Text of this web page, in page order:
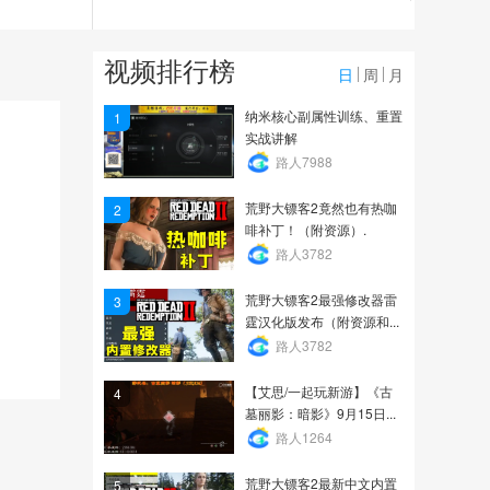
典版的新大话3直播间_...
1774
战地5集锦
127
视频排行榜 日 周 月
1
纳米核心副属性训练、重置
实战讲解
路人7988
2
荒野大镖客2竟然也有热咖
啡补丁！（附资源）.
路人3782
3
荒野大镖客2最强修改器雷
霆汉化版发布（附资源和...
路人3782
4
【艾思/一起玩新游】《古
墓丽影：暗影》9月15日...
路人1264
5 荒野大镖客2最新中文内置